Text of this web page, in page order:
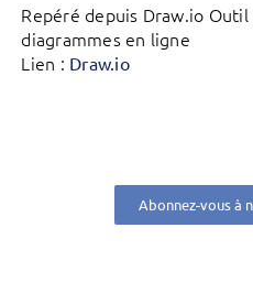
Repéré depuis Draw.io
diagrammes en ligne
Lien : Draw.io
Abonnez-vous à